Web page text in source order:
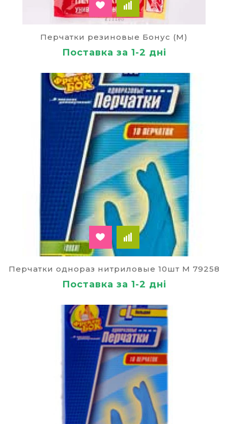
Перчатки резиновые Бонус (М)
Поставка за 1-2 дні
Перчатки однораз нитриловые 10шт М 79258
Поставка за 1-2 дні